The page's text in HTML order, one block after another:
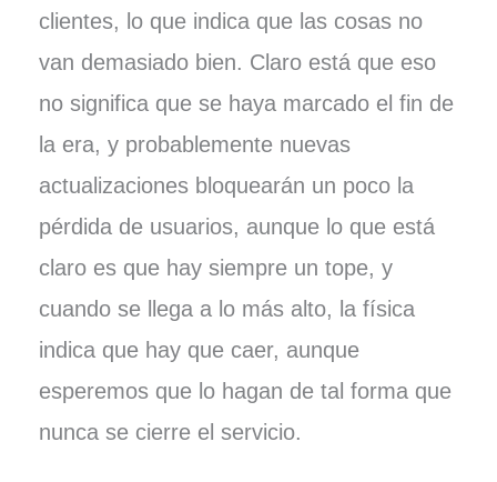
clientes, lo que indica que las cosas no
van demasiado bien. Claro está que eso
no significa que se haya marcado el fin de
la era, y probablemente nuevas
actualizaciones bloquearán un poco la
pérdida de usuarios, aunque lo que está
claro es que hay siempre un tope, y
cuando se llega a lo más alto, la física
indica que hay que caer, aunque
esperemos que lo hagan de tal forma que
nunca se cierre el servicio.